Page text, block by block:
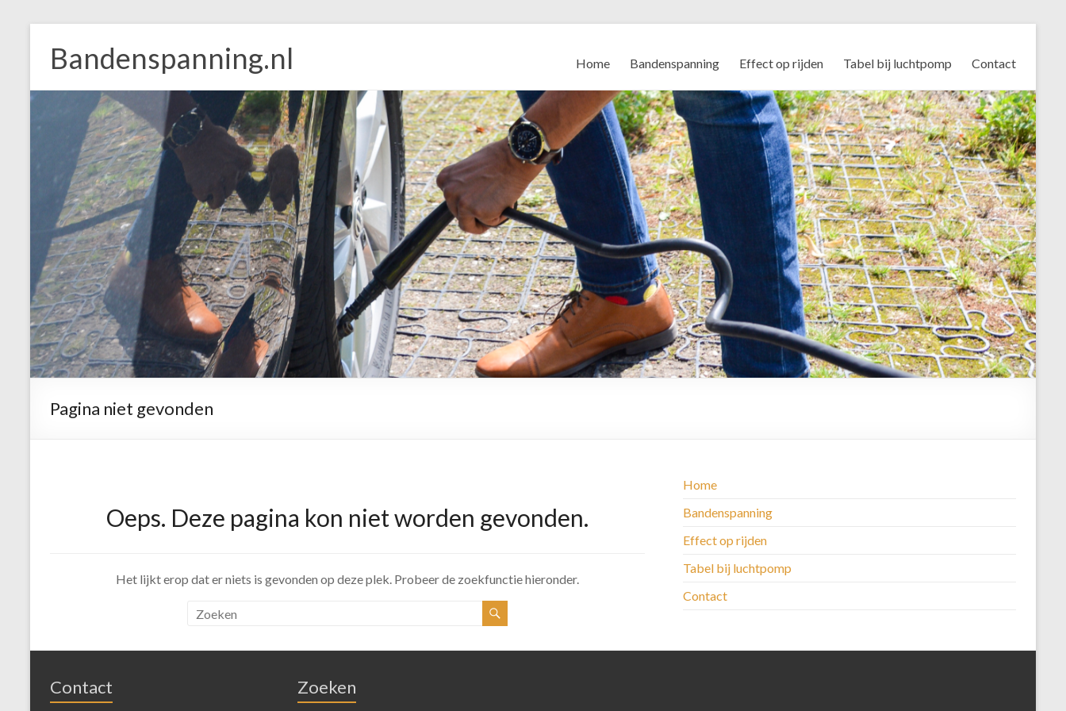
content
Bandenspanning.nl Home Bandenspanning Effect op rijden Tabel bij luchtpomp Contact
Pagina niet gevonden
Oeps. Deze pagina kon niet worden gevonden.
Het lijkt erop dat er niets is gevonden op deze plek. Probeer de zoekfunctie hieronder.
Home
Bandenspanning
Effect op rijden
Tabel bij luchtpomp
Contact
Contact Zoeken